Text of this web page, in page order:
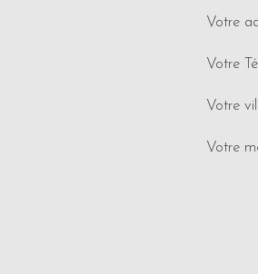
Votre
Votre
Votre
Votre